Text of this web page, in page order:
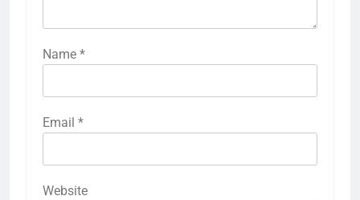
Name *
Email *
Website